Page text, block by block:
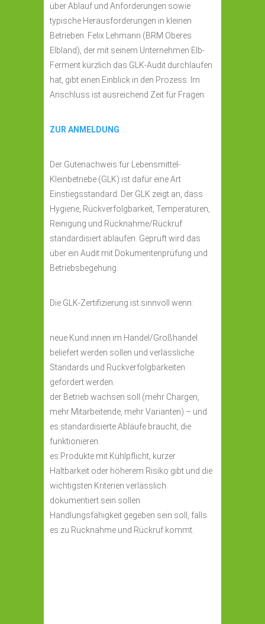
über Ablauf und Anforderungen sowie
typische Herausforderungen in kleinen
Betrieben. Felix Lehmann (BRM Oberes
Elbland), der mit seinem Unternehmen Elb-
Ferment kürzlich das GLK-Audit durchlaufen
hat, gibt einen Einblick in den Prozess. Im
Anschluss ist ausreichend Zeit für Fragen.
ZUR ANMELDUNG
Der Gütenachweis für Lebensmittel-
Kleinbetriebe (GLK) ist dafür eine Art
Einstiegsstandard. Der GLK zeigt an, dass
Hygiene, Rückverfolgbarkeit, Temperaturen,
Reinigung und Rücknahme/Rückruf
standardisiert ablaufen. Geprüft wird das
über ein Audit mit Dokumentenprüfung und
Betriebsbegehung.
Die GLK-Zertifizierung ist sinnvoll wenn:
neue Kund:innen im Handel/Großhandel
beliefert werden sollen und verlässliche
Standards und Rückverfolgbarkeiten
gefordert werden.
der Betrieb wachsen soll (mehr Chargen,
mehr Mitarbeitende, mehr Varianten) – und
es standardisierte Abläufe braucht, die
funktionieren.
es Produkte mit Kühlpflicht, kurzer
Haltbarkeit oder höherem Risiko gibt und die
wichtigsten Kriterien verlässlich
dokumentiert sein sollen.
Handlungsfähigkeit gegeben sein soll, falls
es zu Rücknahme und Rückruf kommt.